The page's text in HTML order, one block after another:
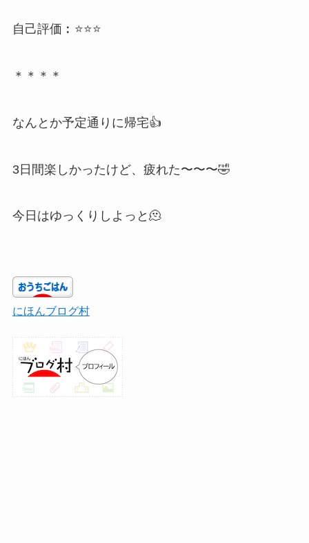
自己評価︰⭐⭐⭐
＊＊＊＊
なんとか予定通りに帰宅👍
3日間楽しかったけど、疲れた〜〜〜🤣
今日はゆっくりしよっと🫠
にほんブログ村